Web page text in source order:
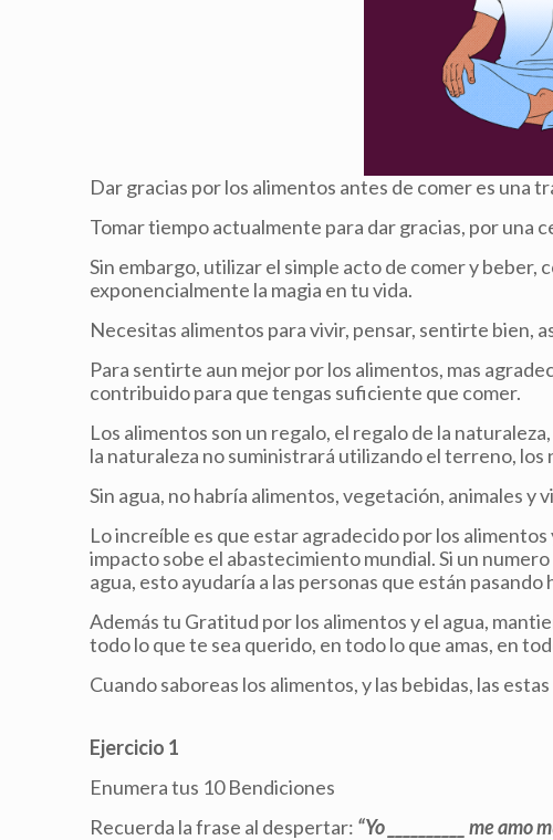
Dar gracias por los alimentos antes de comer es una
Tomar tiempo actualmente para dar gracias, por una
Sin embargo, utilizar el simple acto de comer y
exponencialmente la magia en tu vida.
Necesitas alimentos para vivir, pensar, sentirte bien,
Para sentirte aun mejor por los alimentos, mas
contribuido para que tengas suficiente que comer.
Los alimentos son un regalo, el regalo de la
la naturaleza no suministrará utilizando el terreno,
Sin agua, no habría alimentos, vegetación, animales y
Lo increíble es que estar agradecido por los
impacto sobe el abastecimiento mundial. Si un
agua, esto ayudaría a las personas que están
Además tu Gratitud por los alimentos y el agua,
todo lo que te sea querido, en todo lo que amas, en
Cuando saboreas los alimentos, y las bebidas, las
Ejercicio 1
Enumera tus 10 Bendiciones
Recuerda la frase al despertar: “Yo __________ me